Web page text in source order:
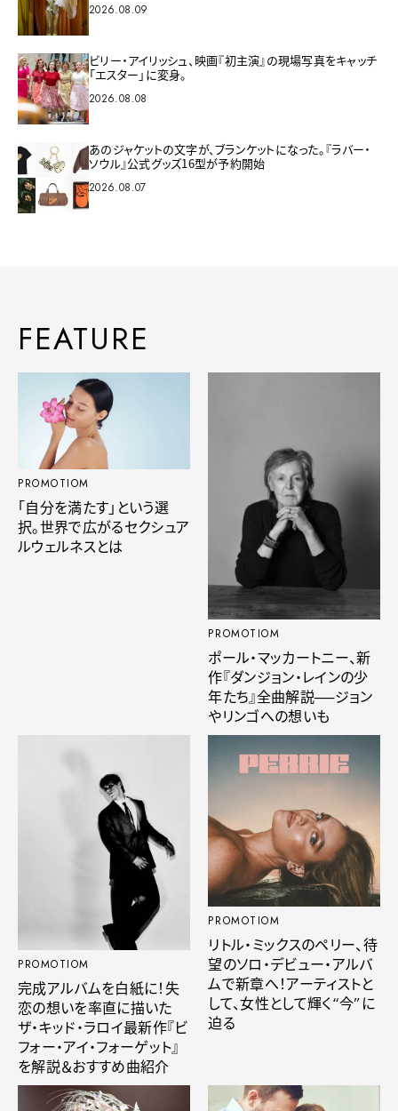
2026.08.09
ビリー・アイリッシュ、映画『初主演』の現場写真をキャッチ
「エスター」に変身。
2026.08.08
あのジャケットの文字が、ブランケットになった。『ラバー・
ソウル』公式グッズ16型が予約開始
2026.08.07
FEATURE
PROMOTIOM
「自分を満たす」という選
択。世界で広がるセクシュア
ルウェルネスとは
PROMOTIOM
ポール・マッカートニー、新
作『ダンジョン・レインの少
年たち』全曲解説──ジョン
やリンゴへの想いも
PROMOTIOM
完成アルバムを白紙に！失
恋の想いを率直に描いた
ザ・キッド・ラロイ最新作『ビ
フォー・アイ・フォーゲット』
を解説＆おすすめ曲紹介
PROMOTIOM
リトル・ミックスのペリー、待
望のソロ・デビュー・アルバ
ムで新章へ！アーティストと
して、女性として輝く“今”に
迫る